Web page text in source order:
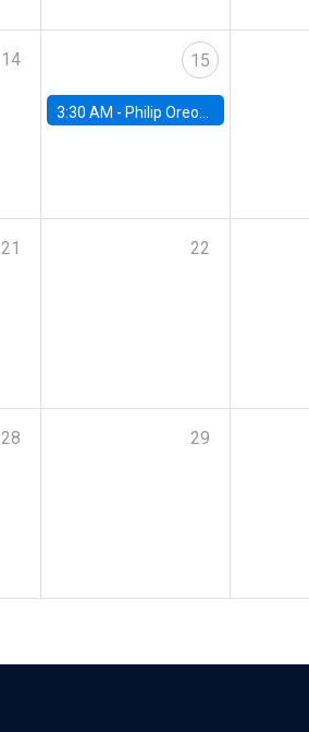
14 15
3:30 AM - Philip Oreopolous, University of Toronto
21 22
28 29